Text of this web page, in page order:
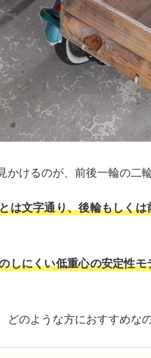
けるのが、前後一輪の二
は文字通り、後輪もしく
しにくい低重心の安定性
どのような方におすすめな